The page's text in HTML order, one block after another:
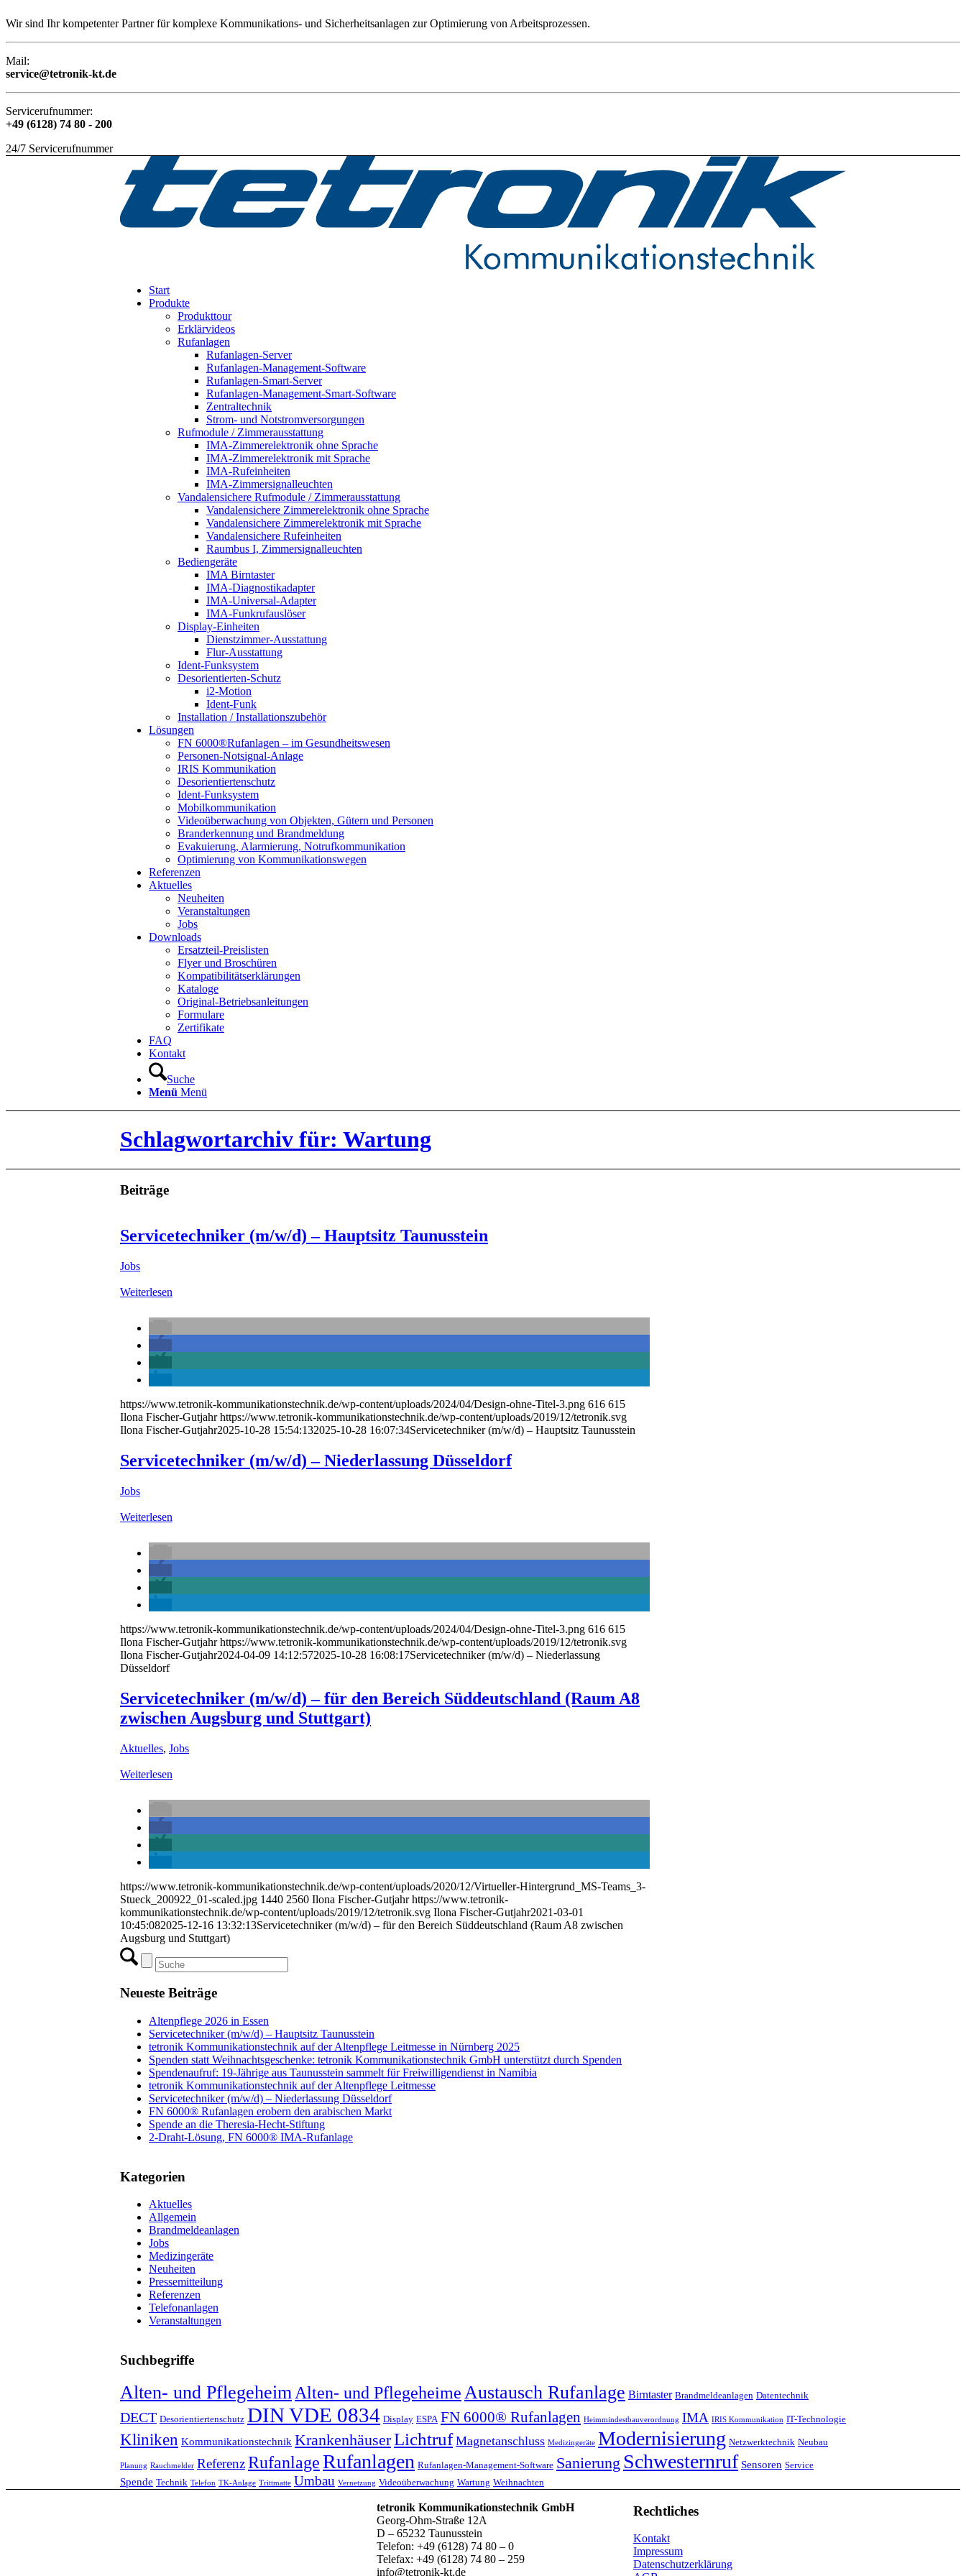
Wir sind Ihr kompetenter Partner für komplexe Kommunikations- und Sicherheitsanlagen zur Optimierung von Arbeitsprozessen.
Mail:
service@tetronik-kt.de
Servicerufnummer:
+49 (6128) 74 80 - 200
24/7 Servicerufnummer
Start
Produkte
Produkttour
Erklärvideos
Rufanlagen
Rufanlagen-Server
Rufanlagen-Management-Software
Rufanlagen-Smart-Server
Rufanlagen-Management-Smart-Software
Zentraltechnik
Strom- und Notstromversorgungen
Rufmodule / Zimmerausstattung
IMA-Zimmerelektronik ohne Sprache
IMA-Zimmerelektronik mit Sprache
IMA-Rufeinheiten
IMA-Zimmersignalleuchten
Vandalensichere Rufmodule / Zimmerausstattung
Vandalensichere Zimmerelektronik ohne Sprache
Vandalensichere Zimmerelektronik mit Sprache
Vandalensichere Rufeinheiten
Raumbus I, Zimmersignalleuchten
Bediengeräte
IMA Birntaster
IMA-Diagnostikadapter
IMA-Universal-Adapter
IMA-Funkrufauslöser
Display-Einheiten
Dienstzimmer-Ausstattung
Flur-Ausstattung
Ident-Funksystem
Desorientierten-Schutz
i2-Motion
Ident-Funk
Installation / Installationszubehör
Lösungen
FN 6000®Rufanlagen – im Gesundheitswesen
Personen-Notsignal-Anlage
IRIS Kommunikation
Desorientiertenschutz
Ident-Funksystem
Mobilkommunikation
Videoüberwachung von Objekten, Gütern und Personen
Branderkennung und Brandmeldung
Evakuierung, Alarmierung, Notrufkommunikation
Optimierung von Kommunikationswegen
Referenzen
Aktuelles
Neuheiten
Veranstaltungen
Jobs
Downloads
Ersatzteil-Preislisten
Flyer und Broschüren
Kompatibilitätserklärungen
Kataloge
Original-Betriebsanleitungen
Formulare
Zertifikate
FAQ
Kontakt
Suche
Menü Menü
Schlagwortarchiv für: Wartung
Beiträge
Servicetechniker (m/w/d) – Hauptsitz Taunusstein
Jobs
Weiterlesen
https://www.tetronik-kommunikationstechnik.de/wp-content/uploads/2024/04/Design-ohne-Titel-3.png 616 615
Ilona Fischer-Gutjahr https://www.tetronik-kommunikationstechnik.de/wp-content/uploads/2019/12/tetronik.svg
Ilona Fischer-Gutjahr2025-10-28 15:54:132025-10-28 16:07:34Servicetechniker (m/w/d) – Hauptsitz Taunusstein
Servicetechniker (m/w/d) – Niederlassung Düsseldorf
Jobs
Weiterlesen
https://www.tetronik-kommunikationstechnik.de/wp-content/uploads/2024/04/Design-ohne-Titel-3.png 616 615
Ilona Fischer-Gutjahr https://www.tetronik-kommunikationstechnik.de/wp-content/uploads/2019/12/tetronik.svg
Ilona Fischer-Gutjahr2024-04-09 14:12:572025-10-28 16:08:17Servicetechniker (m/w/d) – Niederlassung
Düsseldorf
Servicetechniker (m/w/d) – für den Bereich Süddeutschland (Raum A8
zwischen Augsburg und Stuttgart)
Aktuelles, Jobs
Weiterlesen
https://www.tetronik-kommunikationstechnik.de/wp-content/uploads/2020/12/Virtueller-Hintergrund_MS-Teams_3-
Stueck_200922_01-scaled.jpg 1440 2560 Ilona Fischer-Gutjahr https://www.tetronik-
kommunikationstechnik.de/wp-content/uploads/2019/12/tetronik.svg Ilona Fischer-Gutjahr2021-03-01
10:45:082025-12-16 13:32:13Servicetechniker (m/w/d) – für den Bereich Süddeutschland (Raum A8 zwischen
Augsburg und Stuttgart)
Neueste Beiträge
Altenpflege 2026 in Essen
Servicetechniker (m/w/d) – Hauptsitz Taunusstein
tetronik Kommunikationstechnik auf der Altenpflege Leitmesse in Nürnberg 2025
Spenden statt Weihnachtsgeschenke: tetronik Kommunikationstechnik GmbH unterstützt durch Spenden
Spendenaufruf: 19-Jährige aus Taunusstein sammelt für Freiwilligendienst in Namibia
tetronik Kommunikationstechnik auf der Altenpflege Leitmesse
Servicetechniker (m/w/d) – Niederlassung Düsseldorf
FN 6000® Rufanlagen erobern den arabischen Markt
Spende an die Theresia-Hecht-Stiftung
2-Draht-Lösung, FN 6000® IMA-Rufanlage
Kategorien
Aktuelles
Allgemein
Brandmeldeanlagen
Jobs
Medizingeräte
Neuheiten
Pressemitteilung
Referenzen
Telefonanlagen
Veranstaltungen
Suchbegriffe
Alten- und Pflegeheim Alten- und PflegeheimeAustausch Rufanlage Birntaster Brandmeldeanlagen Datentechnik
DECT Desorientiertenschutz DIN VDE 0834 Display ESPA FN 6000® Rufanlagen Heimmindestbauverordnung IMA IRIS Kommunikation IT-Technologie
Kliniken Kommunikationstechnik KrankenhäuserLichtruf Magnetanschluss Medizingeräte Modernisierung Netzwerktechnik Neubau
Planung Rauchmelder ReferenzRufanlageRufanlagen Rufanlagen-Management-Software Sanierung Schwesternruf Sensoren Service
Spende Technik Telefon TK-Anlage Trittmatte Umbau Vernetzung Videoüberwachung Wartung Weihnachten
tetronik Kommunikationstechnik GmbH
Georg-Ohm-Straße 12A
D – 65232 Taunusstein
Telefon: +49 (6128) 74 80 – 0
Telefax: +49 (6128) 74 80 – 259
info@tetronik-kt.de
Rechtliches
Kontakt
Impressum
Datenschutzerklärung